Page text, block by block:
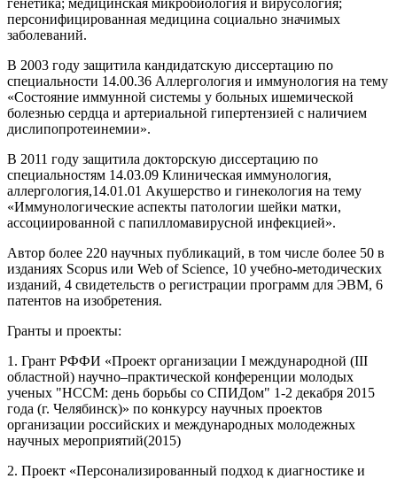
персонифицированная медицина социально значимых
заболеваний.
В 2003 году защитила кандидатскую диссертацию по
специальности 14.00.36 Аллергология и иммунология на тему
«Состояние иммунной системы у больных ишемической
болезнью сердца и артериальной гипертензией с наличием
дислипопротеинемии».
В 2011 году защитила докторскую диссертацию по
специальностям 14.03.09 Клиническая иммунология,
аллергология,14.01.01 Акушерство и гинекология на тему
«Иммунологические аспекты патологии шейки матки,
ассоциированной с папилломавирусной инфекцией».
Автор более 220 научных публикаций, в том числе более 50 в
изданиях Scopus или Web of Science, 10 учебно-методических
изданий, 4 свидетельств о регистрации программ для ЭВМ, 6
патентов на изобретения.
Гранты и проекты:
1. Грант РФФИ «Проект организации I международной (III
областной) научно–практической конференции молодых
ученых "НССМ: день борьбы со СПИДом" 1-2 декабря 2015
года (г. Челябинск)» по конкурсу научных проектов
организации российских и международных молодежных
научных мероприятий(2015)
2. Проект «Персонализированный подход к диагностике и